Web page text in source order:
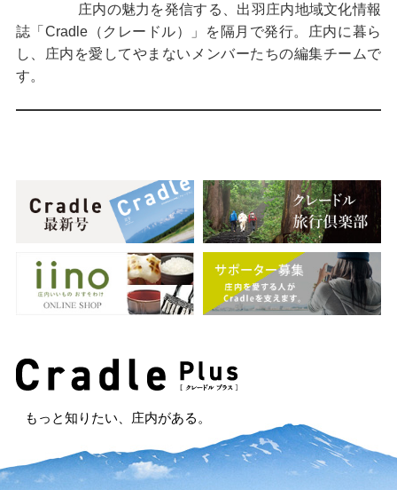
庄内の魅力を発信する、出羽庄内地域文化情報
誌「Cradle（クレードル）」を隔月で発行。庄内に暮ら
し、庄内を愛してやまないメンバーたちの編集チームで
す。
もっと知りたい、庄内がある。